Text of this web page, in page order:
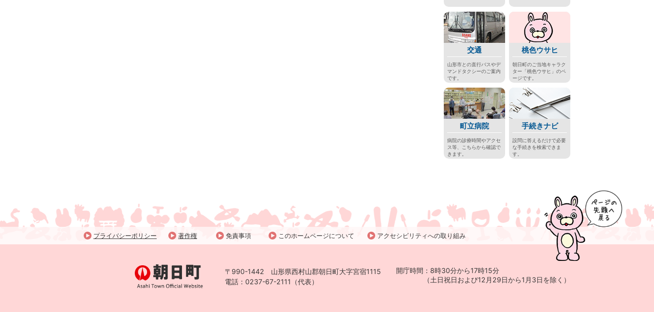
交通
山形市との直行バスやデ
マンドタクシーのご案内
です。
桃色ウサヒ
朝日町のご当地キャラク
ター「桃色ウサヒ」のペ
ージです。
町立病院
病院の診療時間やアクセ
ス等、こちらから確認で
きます。
手続きナビ
設問に答えるだけで必要
な手続きを検索できま
す。
プライバシーポリシー 著作権 免責事項 このホームページについて アクセシビリティへの取り組み
〒990-1442 山形県西村山郡朝日町大字宮宿1115
電話：0237-67-2111（代表）
開庁時間：8時30分から17時15分
（土日祝日および12月29日から1月3日を除く）